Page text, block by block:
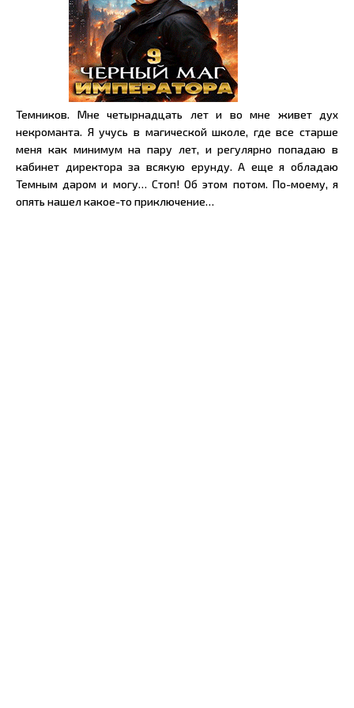
Темников. Мне четырнадцать лет и во мне живет дух
некроманта. Я учусь в магической школе, где все старше
меня как минимум на пару лет, и регулярно попадаю в
кабинет директора за всякую ерунду. А еще я обладаю
Темным даром и могу… Стоп! Об этом потом. По-моему, я
опять нашел какое-то приключение…